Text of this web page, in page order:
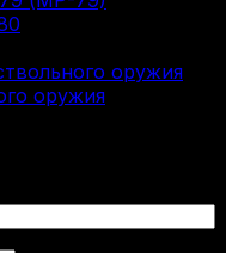
оружия
оружия